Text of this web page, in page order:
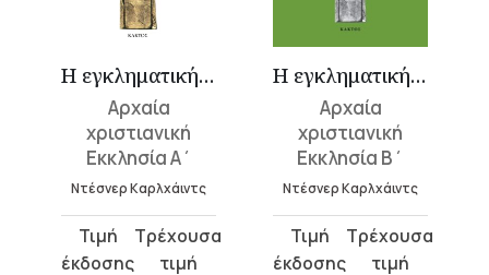
Η εγκληματική ιστορία του χριστιανισμού 3
Αρχαία
χριστιανική
Εκκλησία Α΄
Ντέσνερ Καρλχάιντς
Original
price
Current
price
Η εγκληματική ιστορία του χριστιανισμού 4
Αρχαία
χριστιανική
Εκκλησία Β΄
Ντέσνερ Καρλχάιντς
Original
price
Current
price